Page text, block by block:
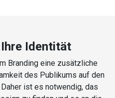
Identität
Branding eine zusätzliche
des Publikums auf den
ist es notwendig, das